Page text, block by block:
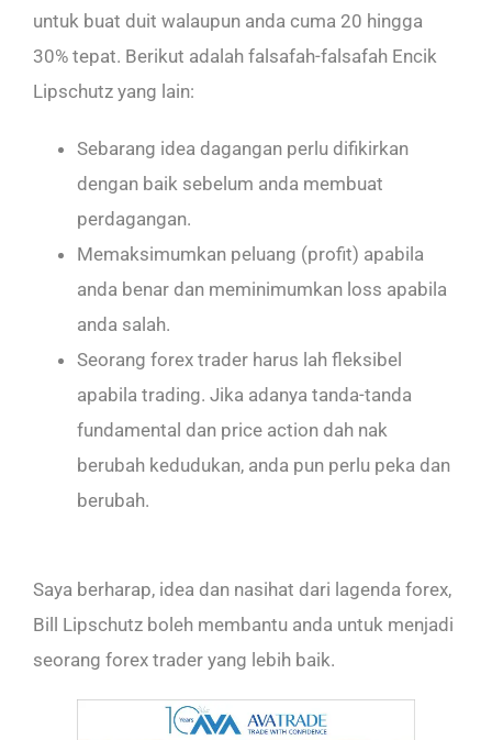
untuk buat duit walaupun anda cuma 20 hingga
30% tepat. Berikut adalah falsafah-falsafah Encik
Lipschutz yang lain:
Sebarang idea dagangan perlu difikirkan
dengan baik sebelum anda membuat
perdagangan.
Memaksimumkan peluang (profit) apabila
anda benar dan meminimumkan loss apabila
anda salah.
Seorang forex trader harus lah fleksibel
apabila trading. Jika adanya tanda-tanda
fundamental dan price action dah nak
berubah kedudukan, anda pun perlu peka dan
berubah.
Saya berharap, idea dan nasihat dari lagenda forex,
Bill Lipschutz boleh membantu anda untuk menjadi
seorang forex trader yang lebih baik.